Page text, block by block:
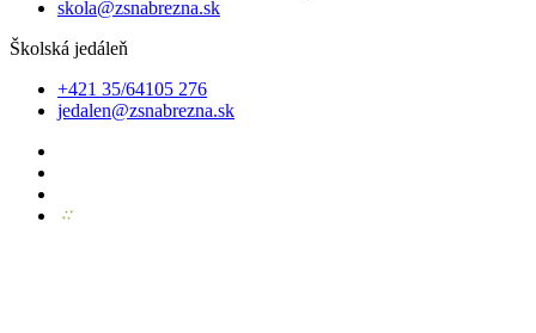
skola@zsnabrezna.sk
Školská jedáleň
+421 35/64105 276
jedalen@zsnabrezna.sk